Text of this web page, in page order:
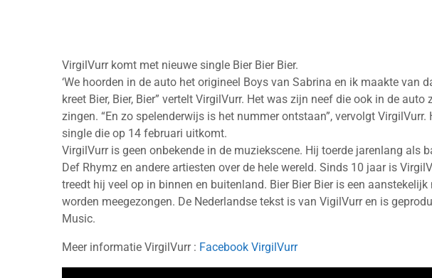
VirgilVurr komt met nieuwe single Bier Bier Bier.
‘We hoorden in de auto het origineel Boys van Sabrina en ik maakte van
kreet Bier, Bier, Bier” vertelt VirgilVurr. Het was zijn neef die ook in de
zingen. “En zo spelenderwijs is het nummer ontstaan”, vervolgt
single die op 14 februari uitkomt.
VirgilVurr is geen onbekende in de muziekscene. Hij toerde jarenlang als
Def Rhymz en andere artiesten over de hele wereld. Sinds 10 jaar is
treedt hij veel op in binnen en buitenland. Bier Bier Bier is een aanstekelijk
worden meegezongen. De Nederlandse tekst is van VigilVurr en is
Music.
Meer informatie VirgilVurr : Facebook VirgilVurr